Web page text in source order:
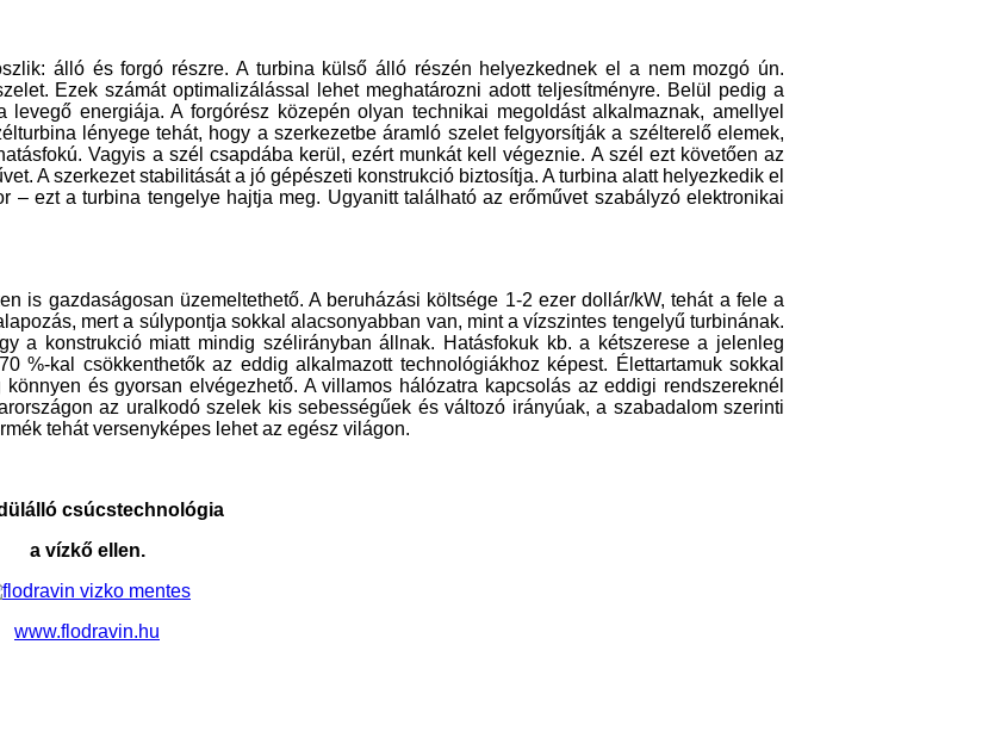
álló és forgó részre. A turbina külső álló részén helyezkednek el a nem mozgó ún.
Ezek számát optimalizálással lehet meghatározni adott teljesítményre. Belül pedig a
energiája. A forgórész közepén olyan technikai megoldást alkalmaznak, amellyel
lényege tehát, hogy a szerkezetbe áramló szelet felgyorsítják a szélterelő elemek,
Vagyis a szél csapdába kerül, ezért munkát kell végeznie. A szél ezt követően az
A szerkezet stabilitását a jó gépészeti konstrukció biztosítja. A turbina alatt helyezkedik el
ezt a turbina tengelye hajtja meg. Ugyanitt található az erőművet szabályzó elektronikai
is gazdaságosan üzemeltethető. A beruházási költsége 1-2 ezer dollár/kW, tehát a fele a
mert a súlypontja sokkal alacsonyabban van, mint a vízszintes tengelyű turbinának.
a konstrukció miatt mindig szélirányban állnak. Hatásfokuk kb. a kétszerese a jelenleg
%-kal csökkenthetők az eddig alkalmazott technológiákhoz képest. Élettartamuk sokkal
és gyorsan elvégezhető. A villamos hálózatra kapcsolás az eddigi rendszereknél
az uralkodó szelek kis sebességűek és változó irányúak, a szabadalom szerinti
tehát versenyképes lehet az egész világon.
csúcstechnológia
a vízkő ellen.
www.flodravin.hu